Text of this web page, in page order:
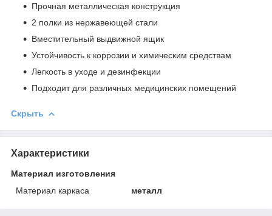
Прочная металлическая конструкция
2 полки из нержавеющей стали
Вместительный выдвижной ящик
Устойчивость к коррозии и химическим средствам
Легкость в уходе и дезинфекции
Подходит для различных медицинских помещений
Скрыть
Характеристики
Материал изготовления
Материал каркаса
металл